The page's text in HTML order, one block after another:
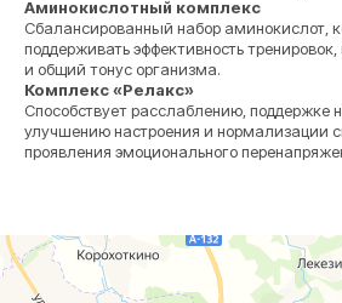
Аминокислотный комплекс
Сбалансированный набор аминокислот,
поддерживать эффективность
и общий тонус организма.
Комплекс «Релакс»
Способствует расслаблению, поддержке
улучшению настроения и нормализации
проявления эмоционального
ул. Рыленкова, 40
пр-д Трамвайный, 6
ул. Шевченко, 65
Б
г. Одинцово
ул. Говорова, 85